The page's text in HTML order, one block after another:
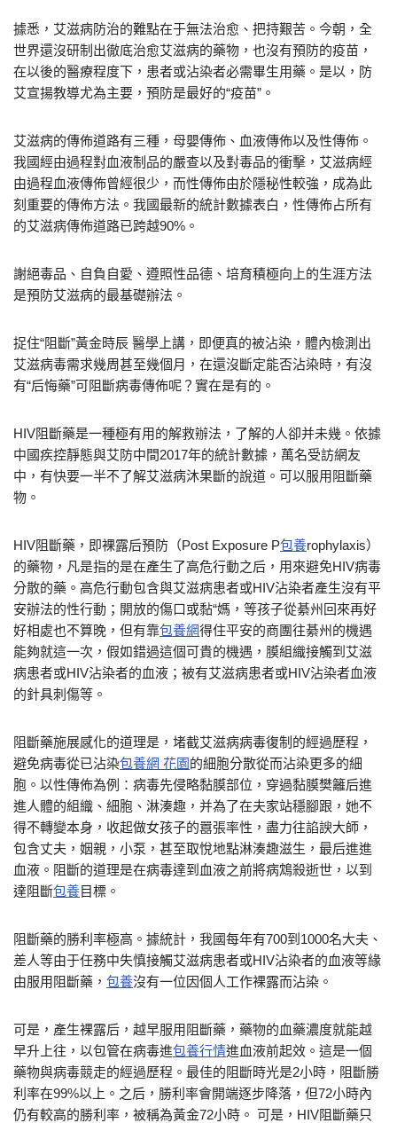
據悉，艾滋病防治的難點在于無法治愈、把持艱苦。今朝，全
世界還沒研制出徹底治愈艾滋病的藥物，也沒有預防的疫苗，
在以後的醫療程度下，患者或沾染者必需畢生用藥。是以，防
艾宣揚教導尤為主要，預防是最好的“疫苗”。
艾滋病的傳佈道路有三種，母嬰傳佈、血液傳佈以及性傳佈。
我國經由過程對血液制品的嚴查以及對毒品的衝擊，艾滋病經
由過程血液傳佈曾經很少，而性傳佈由於隱秘性較強，成為此
刻重要的傳佈方法。我國最新的統計數據表白，性傳佈占所有
的艾滋病傳佈道路已跨越90%。
謝絕毒品、自負自愛、遵照性品德、培育積極向上的生涯方法
是預防艾滋病的最基礎辦法。
捉住“阻斷”黃金時辰 醫學上講，即便真的被沾染，體內檢測出
艾滋病毒需求幾周甚至幾個月，在還沒斷定能否沾染時，有沒
有“后悔藥”可阻斷病毒傳佈呢？實在是有的。
HIV阻斷藥是一種極有用的解救辦法，了解的人卻并未幾。依據
中國疾控靜態與艾防中間2017年的統計數據，萬名受訪網友
中，有快要一半不了解艾滋病沐果斷的說道。可以服用阻斷藥
物。
HIV阻斷藥，即裸露后預防（Post Exposure P包養rophylaxis）
的藥物，凡是指的是在產生了高危行動之后，用來避免HIV病毒
分散的藥。高危行動包含與艾滋病患者或HIV沾染者產生沒有平
安辦法的性行動；開放的傷口或黏“媽，等孩子從綦州回來再好
好相處也不算晚，但有靠包養網得住平安的商團往綦州的機遇
能夠就這一次，假如錯過這個可貴的機遇，膜組織接觸到艾滋
病患者或HIV沾染者的血液；被有艾滋病患者或HIV沾染者血液
的針具刺傷等。
阻斷藥施展感化的道理是，堵截艾滋病病毒復制的經過歷程，
避免病毒從已沾染包養網 花園的細胞分散從而沾染更多的細
胞。以性傳佈為例：病毒先侵略黏膜部位，穿過黏膜樊籬后進
進人體的組織、細胞、淋湊趣，并為了在夫家站穩腳跟，她不
得不轉變本身，收起做女孩子的囂張率性，盡力往諂諛大師，
包含丈夫，姻親，小泵，甚至取悅地點淋湊趣滋生，最后進進
血液。阻斷的道理是在病毒達到血液之前將病鴆殺逝世，以到
達阻斷包養目標。
阻斷藥的勝利率極高。據統計，我國每年有700到1000名大夫、
差人等由于任務中失慎接觸艾滋病患者或HIV沾染者的血液等緣
由服用阻斷藥， 包養沒有一位因個人工作裸露而沾染。
可是，產生裸露后，越早服用阻斷藥，藥物的血藥濃度就能越
早升上往，以包管在病毒進包養行情進血液前起效。這是一個
藥物與病毒競走的經過歷程。最佳的阻斷時光是2小時，阻斷勝
利率在99%以上。之后，勝利率會開端逐步降落，但72小時內
仍有較高的勝利率，被稱為黃金72小時。 可是，HIV阻斷藥只